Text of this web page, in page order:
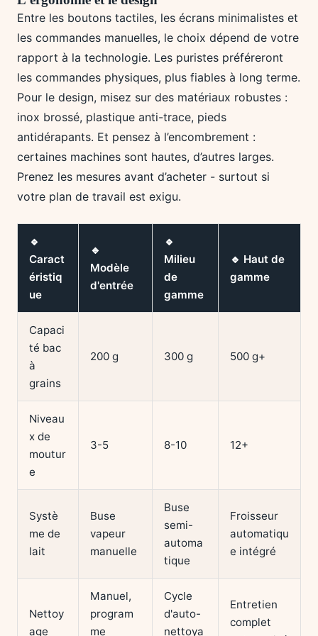
Entre les boutons tactiles, les écrans minimalistes et
les commandes manuelles, le choix dépend de votre
rapport à la technologie. Les puristes préféreront
les commandes physiques, plus fiables à long terme.
Pour le design, misez sur des matériaux robustes :
inox brossé, plastique anti-trace, pieds
antidérapants. Et pensez à l’encombrement :
certaines machines sont hautes, d’autres larges.
Prenez les mesures avant d’acheter - surtout si
votre plan de travail est exigu.
🔹
Caract
éristiq
ue
🔹
Modèle
d'entrée
🔹
Milieu
de
gamme
🔹 Haut de
gamme
Capaci
té bac
à
grains
200 g 300 g 500 g+
Niveau
x de
moutur
e
3-5 8-10 12+
Systè
me de
lait
Buse
vapeur
manuelle
Buse
semi-
automa
tique
Froisseur
automatiqu
e intégré
Nettoy
age
Manuel,
program
me
Cycle
d'auto-
nettoya
Entretien
complet